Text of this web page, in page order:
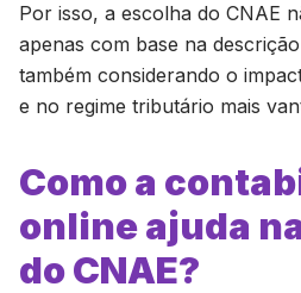
Por isso, a escolha do CNAE
apenas com base na
também considerando o
e no regime tributário mais
Como a
online ajuda
do CNAE?